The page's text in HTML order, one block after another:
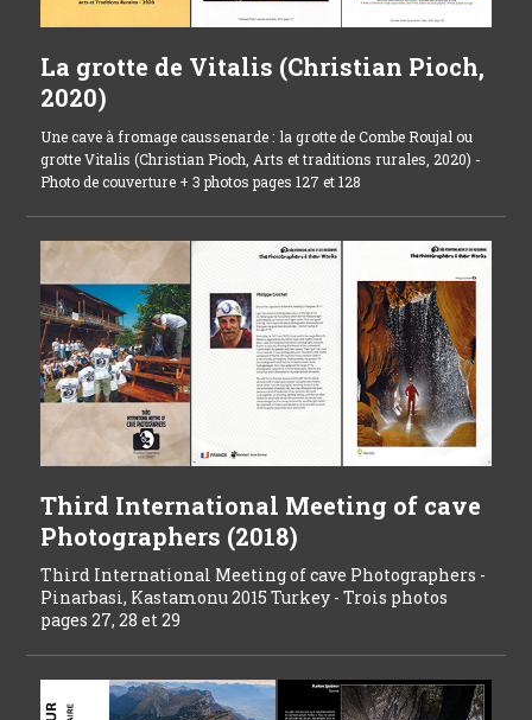
La grotte de Vitalis (Christian Pioch,
2020)
Une cave à fromage caussenarde : la grotte de Combe Roujal ou
grotte Vitalis (Christian Pioch, Arts et traditions rurales, 2020) -
Photo decouverture +3 photos pages 127 et 128
Third International Meeting of cave
Photographers (2018)
Third International Meeting of cave Photographers -
Pinarbasi, Kastamonu 2015 Turkey - Trois photos
pages 27, 28 et 29